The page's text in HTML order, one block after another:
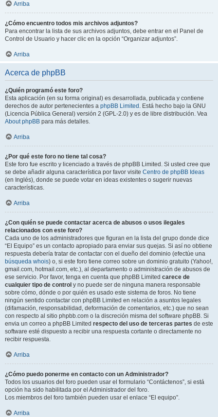
Arriba
¿Cómo encuentro todos mis archivos adjuntos?
Para encontrar la lista de sus archivos adjuntos, debe entrar en el Panel de
Control de Usuario y hacer clic en la opción “Organizar adjuntos”.
Arriba
Acerca de phpBB
¿Quién programó este foro?
Esta aplicación (en su forma original) es desarrollada, publicada y contiene
derechos de autor pertenecientes a phpBB Limited . Está hecho bajo la GNU
(Licencia Pública General) versión 2 (GPL-2.0) y es de libre distribución. Vea
About phpBB para más detalles.
Arriba
¿Por qué este foro no tiene tal cosa?
Este foro fue escrito y licenciado a través de phpBB Limited. Si usted cree que
se debe añadir alguna característica por favor visite Centro de phpBB Ideas
(en Inglés), donde se puede votar en ideas existentes o sugerir nuevas
características.
Arriba
¿Con quién se puede contactar acerca de abusos o usos ilegales
relacionados con este foro?
Cada uno de los administradores que figuran en la lista del grupo donde dice
“El Equipo” es un contacto apropiado para enviar sus quejas. Si así no obtiene
respuesta debería tratar de contactar con el dueño del dominio (efectúe una
búsqueda whois) o, si este foro tiene correo sobre un dominio gratuito (Yahoo!,
gmail.com, hotmail.com, etc.), al departamento o administración de abusos de
ese servicio. Por favor, tenga en cuenta que phpBB Limited carece de
cualquier tipo de control y no puede ser de ninguna manera responsable
sobre cómo, dónde o por quién es usado este sistema de foros. No tiene
ningún sentido contactar con phpBB Limited en relación a asuntos legales
(difamación, responsabilidad, deformación de comentarios, etc.) que no sean
con respecto al sitio phpbb.com o la discreción misma del software phpBB. Si
envia un correo a phpBB Limited respecto del uso de terceras partes de este
software esté dispuesto a recibir una respuesta cortante o directamente no
recibir respuesta.
Arriba
¿Cómo puedo ponerme en contacto con un Administrador?
Todos los usuarios del foro pueden usar el formulario “Contáctenos”, si está
opción ha sido habilitada por el Administrador del foro.
Los miembros del foro también pueden usar el enlace “El equipo”.
Arriba